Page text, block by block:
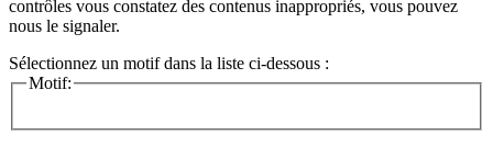
contrôles vous constatez des contenus inappropriés, vous pouvez
nous le signaler.
Sélectionnez un motif dans la liste ci-dessous :
Motif: